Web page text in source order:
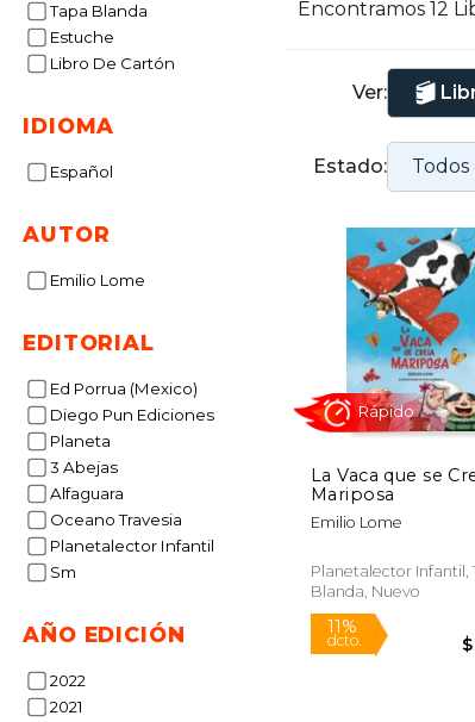
Tapa Blanda
Estuche
Libro De Cartón
IDIOMA
Español
AUTOR
Emilio Lome
EDITORIAL
Ed Porrua (Mexico)
Diego Pun Ediciones
Planeta
3 Abejas
Alfaguara
Oceano Travesia
Planetalector Infantil
Sm
AÑO EDICIÓN
2022
2021
Encontramos 12
Ver:
Estado: Todos
La Vaca que se
Mariposa
Emilio Lome
Planetalector Infantil,
Blanda, Nuevo
Rápido